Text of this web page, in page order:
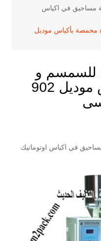
مساحيق في اكياس
محمصة بأكياس موديل
للسمسم و
ذرة محمصة بأكياس موديل 902
في اكياس اوتوماتيك